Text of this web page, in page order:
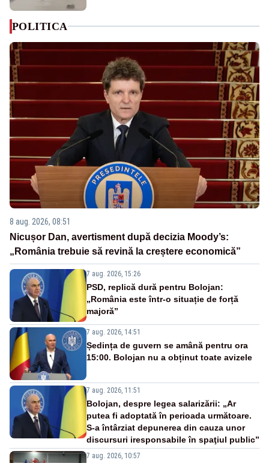
POLITICA
8 aug. 2026, 08:51
Nicușor Dan, avertisment după decizia Moody’s:
„România trebuie să revină la creștere economică”
7 aug. 2026, 15:26
PSD, replică dură pentru Bolojan:
„România este într-o situație de forță
majoră”
7 aug. 2026, 14:51
Ședința de guvern se amână pentru ora
15:00. Bolojan nu a obținut toate avizele
7 aug. 2026, 11:51
Bolojan, despre legea salarizării: „Ar
putea fi adoptată în perioada următoare.
S-a întârziat depunerea din cauza unor
discursuri iresponsabile în spaţiul public”
7 aug. 2026, 10:57